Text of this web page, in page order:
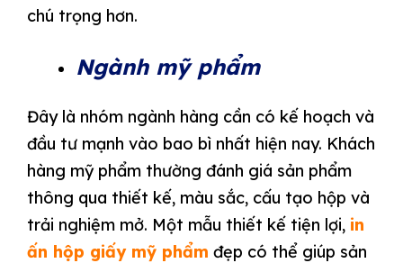
chú trọng hơn.
Ngành mỹ phẩm
Đây là nhóm ngành hàng cần có kế hoạch và
đầu tư mạnh vào bao bì nhất hiện nay. Khách
hàng mỹ phẩm thường đánh giá sản phẩm
thông qua thiết kế, màu sắc, cấu tạo hộp và
trải nghiệm mở. Một mẫu thiết kế tiện lợi, in
ấn hộp giấy mỹ phẩm đẹp có thể giúp sản